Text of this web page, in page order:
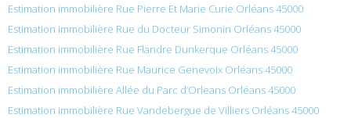
Estimation immobilière Rue Pierre Et Marie Curie Orléans 45000
Estimation immobilière Rue du Docteur Simonin Orléans 45000
Estimation immobilière Rue Flandre Dunkerque Orléans 45000
Estimation immobilière Rue Maurice Genevoix Orléans 45000
Estimation immobilière Allée du Parc d’Orleans Orléans 45000
Estimation immobilière Rue Vandebergue de Villiers Orléans 45000